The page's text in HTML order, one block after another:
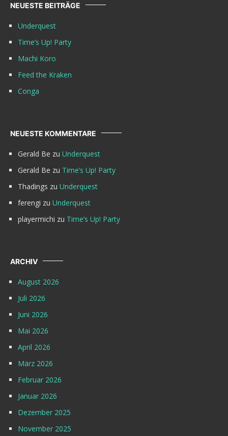
NEUESTE BEITRÄGE
Underquest
Time’s Up! Party
Machi Koro
Feed the Kraken
Conga
NEUESTE KOMMENTARE
Gerald Be zu Underquest
Gerald Be zu Time’s Up! Party
Thadings zu Underquest
ferengi zu Underquest
playermichi zu Time’s Up! Party
ARCHIV
August 2026
Juli 2026
Juni 2026
Mai 2026
April 2026
März 2026
Februar 2026
Januar 2026
Dezember 2025
November 2025